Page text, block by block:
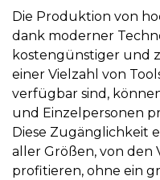
Die Produktion von
dank moderner
kostengünstiger und
einer Vielzahl von
verfügbar sind,
und Einzelpersonen
Diese Zugänglichkeit
aller Größen, von den
profitieren, ohne ein